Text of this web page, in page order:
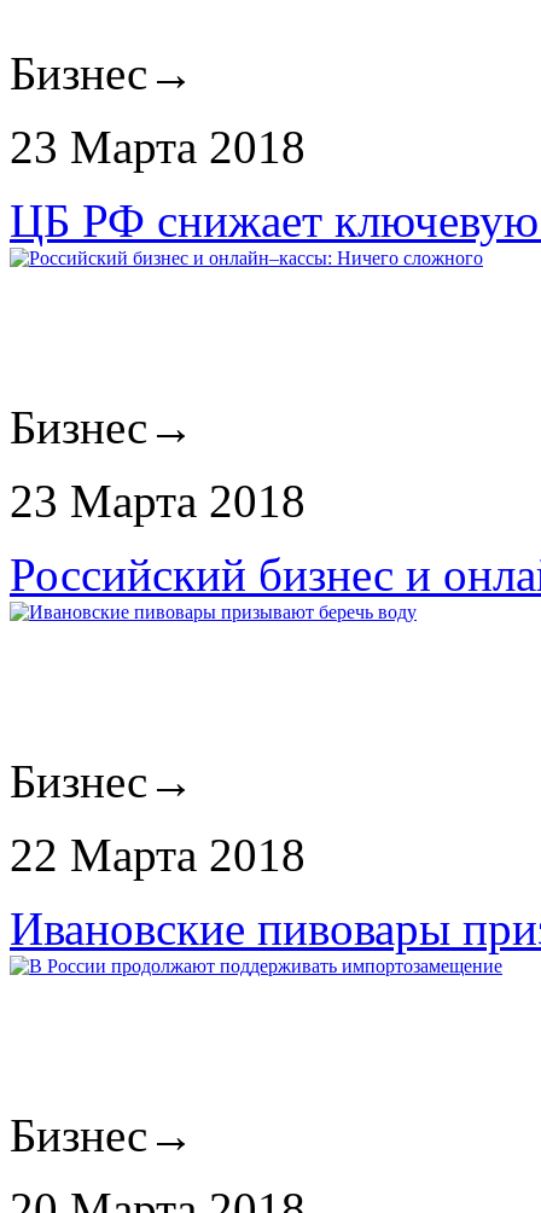
Бизнес →
23 Марта 2018
ЦБ РФ снижает ключевую
Бизнес →
23 Марта 2018
Российский бизнес и
Бизнес →
22 Марта 2018
Ивановские пивовары
Бизнес →